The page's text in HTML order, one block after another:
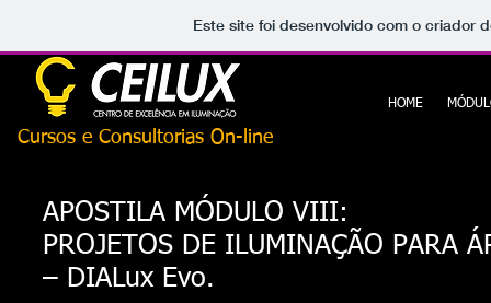
Este site foi desenvolvido com o criador
HOME
Cursos e Consultorias On-line
APOSTILA MÓDULO VIII:
PROJETOS DE ILUMINAÇÃO PARA
– DIALux Evo.